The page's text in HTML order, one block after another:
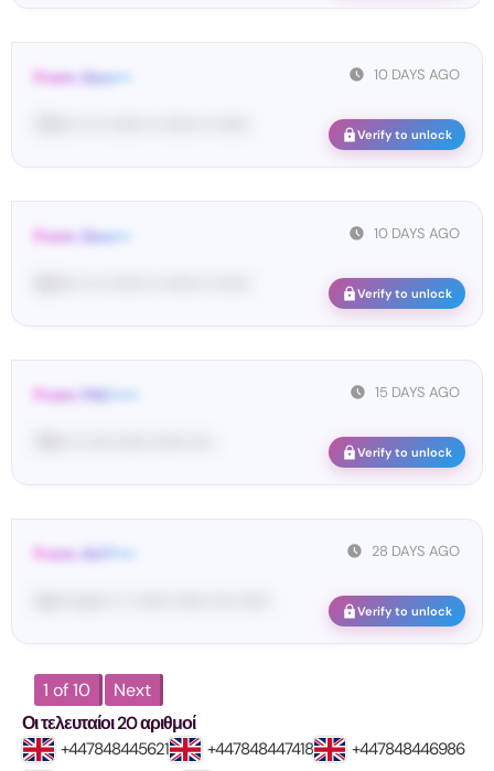
10 DAYS AGO
From: Goo•••
Verify to unlock
10 DAYS AGO
From: Goo•••
Verify to unlock
15 DAYS AGO
From: FAC•••••
Verify to unlock
28 DAYS AGO
From: AUT••••
Verify to unlock
1 of 10
Next
Οι τελευταίοι 20 αριθμοί
+447848445621 +447848447418
+447848446986